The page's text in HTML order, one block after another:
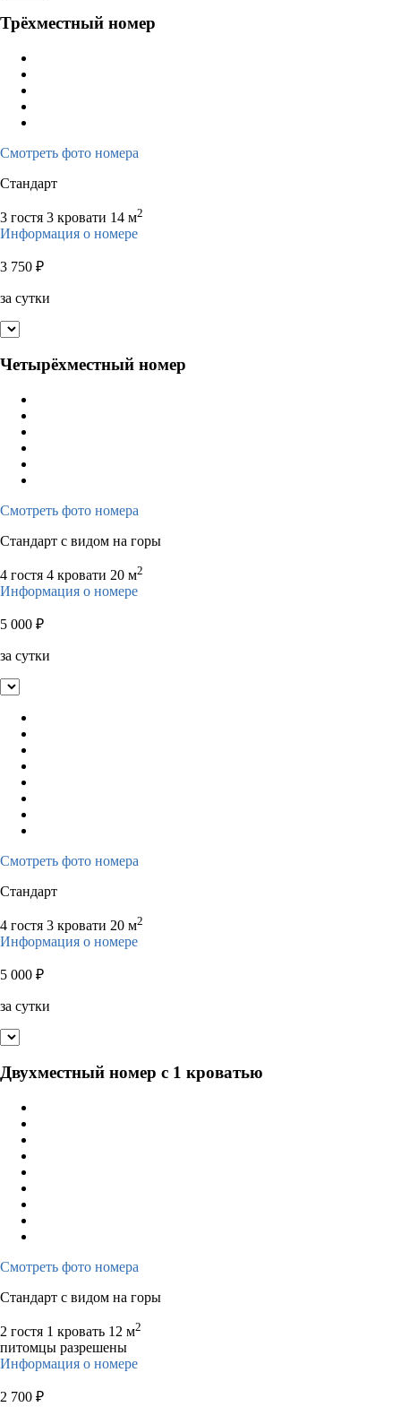
Трёхместный номер
Смотреть фото номера
Стандарт
3 гостя 3 кровати 14 м2
Информация о номере
3 750 ₽
за сутки
Четырёхместный номер
Смотреть фото номера
Стандарт с видом на горы
4 гостя 4 кровати 20 м2
Информация о номере
5 000 ₽
за сутки
Смотреть фото номера
Стандарт
4 гостя 3 кровати 20 м2
Информация о номере
5 000 ₽
за сутки
Двухместный номер с 1 кроватью
Смотреть фото номера
Стандарт с видом на горы
2 гостя 1 кровать 12 м2
питомцы разрешены
Информация о номере
2 700 ₽